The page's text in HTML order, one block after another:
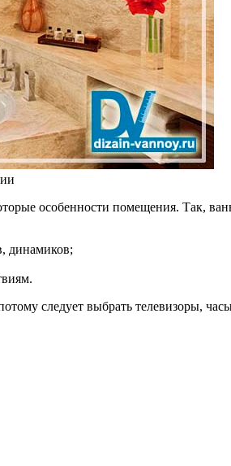
особенности помещения. Так,
динамиков;
следует выбрать телевизоры,